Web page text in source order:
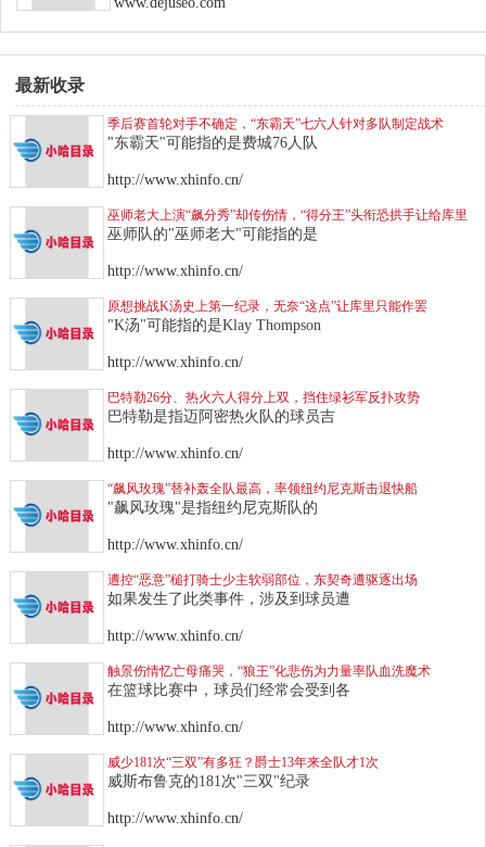
最新收录
季后赛首轮对手不确定，“东霸天”七六人针对多队制定战术
"东霸天"可能指的是费城76人队
http://www.xhinfo.cn/
巫师老大上演“飙分秀”却传伤情，“得分王”头衔恐拱手让给库里
巫师队的"巫师老大"可能指的是
http://www.xhinfo.cn/
原想挑战K汤史上第一纪录，无奈“这点”让库里只能作罢
"K汤"可能指的是Klay Thompson
http://www.xhinfo.cn/
巴特勒26分、热火六人得分上双，挡住绿衫军反扑攻势
巴特勒是指迈阿密热火队的球员吉
http://www.xhinfo.cn/
“飙风玫瑰”替补轰全队最高，率领纽约尼克斯击退快船
"飙风玫瑰"是指纽约尼克斯队的
http://www.xhinfo.cn/
遭控“恶意”槌打骑士少主软弱部位，东契奇遭驱逐出场
如果发生了此类事件，涉及到球员遭
http://www.xhinfo.cn/
触景伤情忆亡母痛哭，“狼王”化悲伤为力量率队血洗魔术
在篮球比赛中，球员们经常会受到各
http://www.xhinfo.cn/
威少181次“三双”有多狂？爵士13年来全队才1次
威斯布鲁克的181次"三双"纪录
http://www.xhinfo.cn/